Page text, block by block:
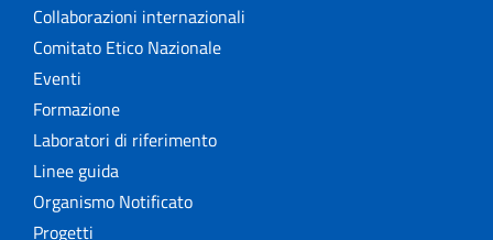
Collaborazioni internazionali
Comitato Etico Nazionale
Eventi
Formazione
Laboratori di riferimento
Linee guida
Organismo Notificato
Progetti